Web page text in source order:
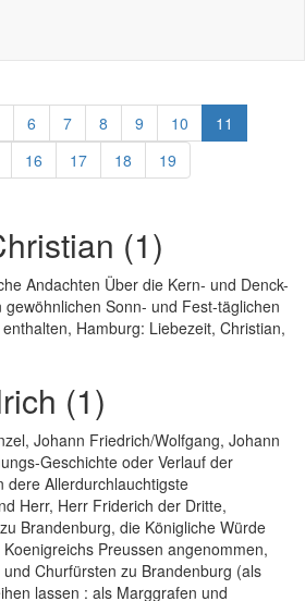
6 7 8 9 10
11
16 17 18 19
(1)
Andachten Über die Kern- und Denck-
Sonn- und Fest-täglichen
, Hamburg: Liebezeit, Christian,
(1)
Johann Friedrich/Wolfgang, Johann
Geschichte oder Verlauf der
dere Allerdurchlauchtigste
Herr, Herr Friderich der Dritte,
Brandenburg, die Königliche Würde
Preussen angenommen,
Churfürsten zu Brandenburg (als
lassen : als Marggrafen und